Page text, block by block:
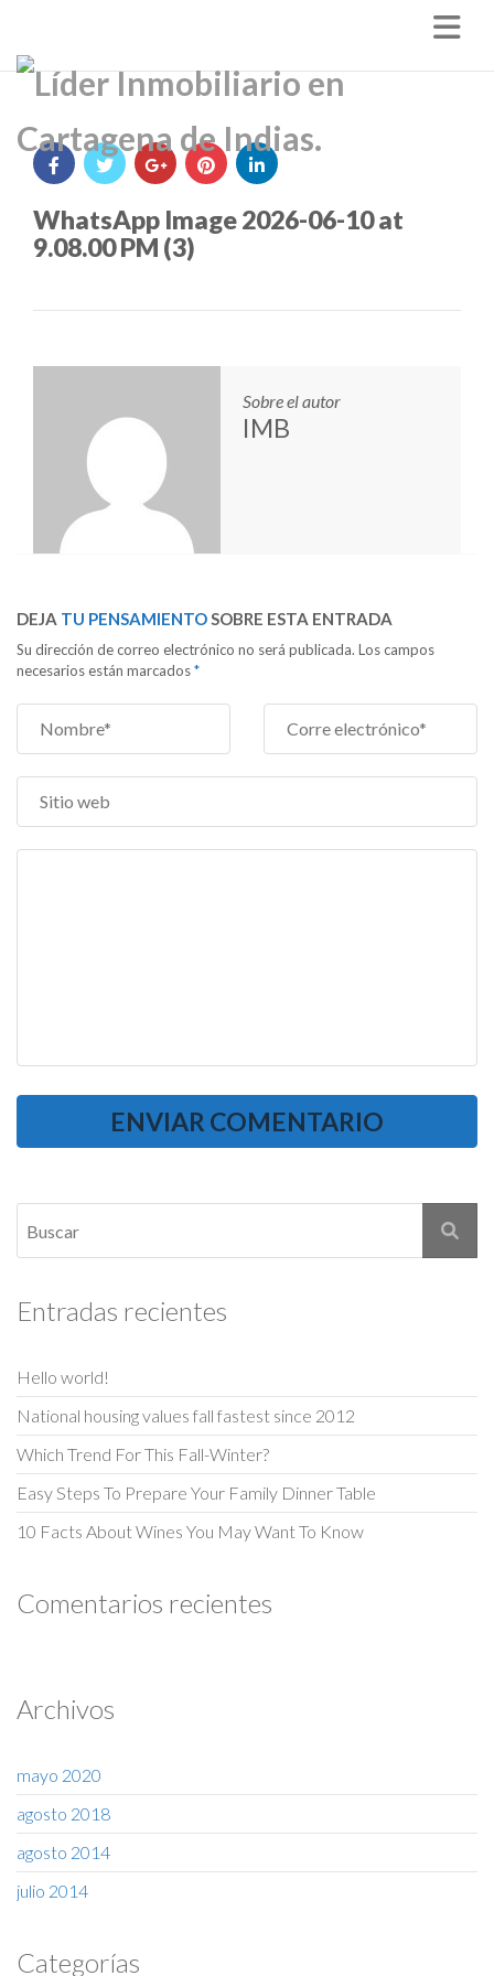
WhatsApp Image 2026-06-10 at
9.08.00 PM (3)
Sobre el autor
IMB
DEJA TU PENSAMIENTOSOBRE ESTA ENTRADA
Su dirección de correo electrónico no será publicada. Los campos
necesarios están marcados*
Entradas recientes
Hello world!
National housing values fall fastest since 2012
Which Trend For This Fall-Winter?
Easy Steps To Prepare Your Family Dinner Table
10 Facts About Wines You May Want To Know
Comentarios recientes
Archivos
mayo 2020
agosto 2018
agosto 2014
julio 2014
Categorías